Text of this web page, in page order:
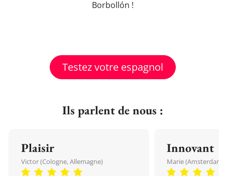
Borbollón !
Testez votre espagnol
Ils parlent de nous :
Plaisir
Victor (Cologne, Allemagne)
Innovant
Marie (Amsterdam,